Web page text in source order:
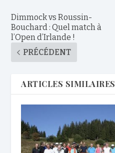
Dimmock vs Roussin-
Bouchard : Quel match à
l’Open d’Irlande !
PRÉCÉDENT
ARTICLES SIMILAIRES